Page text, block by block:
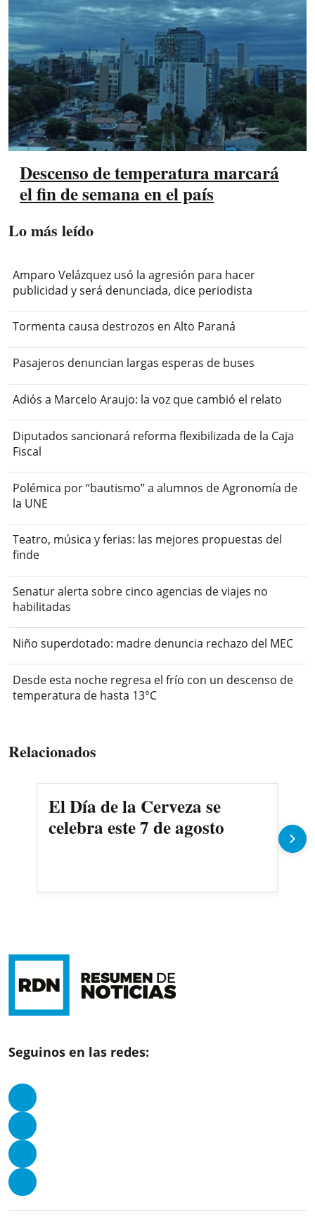
Descenso de temperatura marcará
el fin de semana en el país
Lo más leído
Amparo Velázquez usó la agresión para hacer
publicidad y será denunciada, dice periodista
Tormenta causa destrozos en Alto Paraná
Pasajeros denuncian largas esperas de buses
Adiós a Marcelo Araujo: la voz que cambió el relato
Diputados sancionará reforma flexibilizada de la Caja
Fiscal
Polémica por “bautismo” a alumnos de Agronomía de
la UNE
Teatro, música y ferias: las mejores propuestas del
finde
Senatur alerta sobre cinco agencias de viajes no
habilitadas
Niño superdotado: madre denuncia rechazo del MEC
Desde esta noche regresa el frío con un descenso de
temperatura de hasta 13°C
Relacionados
El Día de la Cerveza se
celebra este 7 de agosto
Seguinos en las redes: